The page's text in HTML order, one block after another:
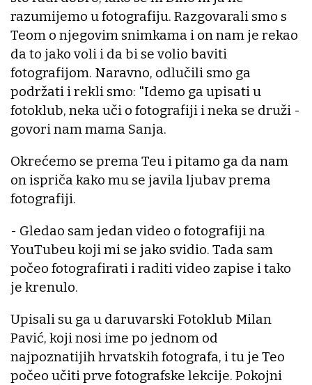
razumijemo u fotografiju. Razgovarali smo s
Teom o njegovim snimkama i on nam je rekao
da to jako voli i da bi se volio baviti
fotografijom. Naravno, odlučili smo ga
podržati i rekli smo: "Idemo ga upisati u
fotoklub, neka uči o fotografiji i neka se druži -
govori nam mama Sanja.
Okrećemo se prema Teu i pitamo ga da nam
on ispriča kako mu se javila ljubav prema
fotografiji.
- Gledao sam jedan video o fotografiji na
YouTubeu koji mi se jako svidio. Tada sam
počeo fotografirati i raditi video zapise i tako
je krenulo.
Upisali su ga u daruvarski Fotoklub Milan
Pavić, koji nosi ime po jednom od
najpoznatijih hrvatskih fotografa, i tu je Teo
počeo učiti prve fotografske lekcije. Pokojni